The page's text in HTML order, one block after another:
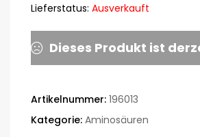
Lieferstatus: Ausverkauft
Dieses Produkt ist
Artikelnummer: 196013
Kategorie: Aminosäuren